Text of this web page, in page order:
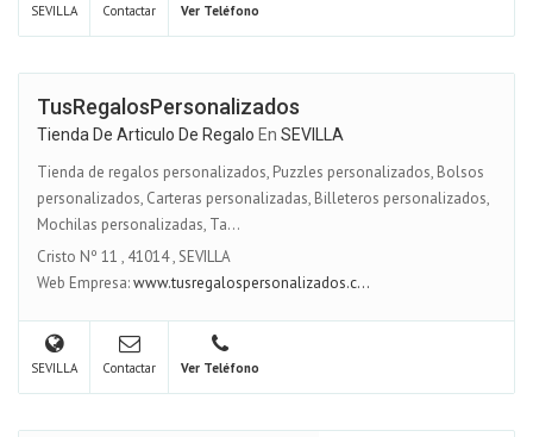
SEVILLA Contactar Ver Teléfono
TusRegalosPersonalizados
Tienda De Articulo De Regalo En SEVILLA
Tienda de regalos personalizados, Puzzles personalizados, Bolsos
personalizados, Carteras personalizadas, Billeteros personalizados,
Mochilas personalizadas, Ta...
Cristo Nº 11 , 41014,SEVILLA
Web Empresa:www.tusregalospersonalizados.c...
SEVILLA Contactar Ver Teléfono